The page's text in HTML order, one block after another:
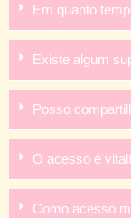
Em quanto
Existe algum
Posso
O acesso é
Como acesso